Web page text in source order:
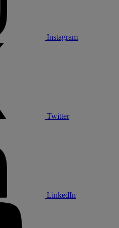
Instagram
Twitter
LinkedIn